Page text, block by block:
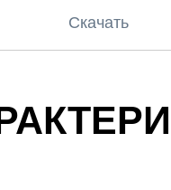
Скачать